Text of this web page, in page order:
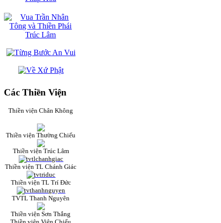
Các Thiền Viện
Thiền viện Chân Không
Thiền viện Thường Chiếu
Thiền viện Trúc Lâm
Thiền viện TL Chánh Giác
Thiền viện TL Trí Đức
TVTL Thanh Nguyên
Thiền viện Sơn Thắng